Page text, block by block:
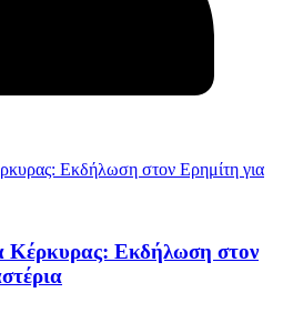
Κέρκυρας: Εκδήλωση στον